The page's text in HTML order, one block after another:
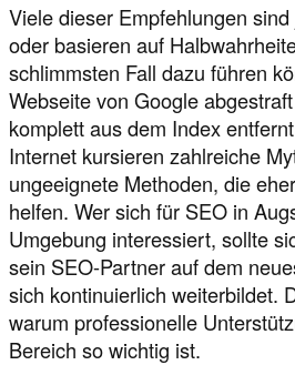
Viele dieser Empfehlungen
oder basieren auf
schlimmsten Fall dazu führen
Webseite von Google
komplett aus dem Index
Internet kursieren zahlreiche
ungeeignete Methoden, die
helfen. Wer sich für SEO in
Umgebung interessiert, sollte
sein SEO-Partner auf dem
sich kontinuierlich weiterbildet.
warum professionelle
Bereich so wichtig ist.